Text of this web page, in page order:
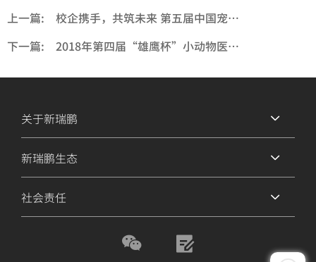
上一篇:
校企携手，共筑未来 第五届中国宠物医疗行业人才发展高峰论坛在贵阳隆重召开
下一篇:
2018年第四届“雄鹰杯”小动物医师技能大赛圆满成功盛大闭幕
关于新瑞鹏
新瑞鹏生态
社会责任